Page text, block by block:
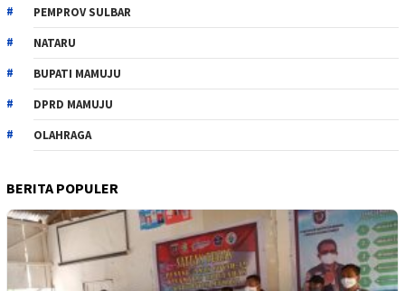
PEMPROV SULBAR
NATARU
BUPATI MAMUJU
DPRD MAMUJU
OLAHRAGA
BERITA POPULER